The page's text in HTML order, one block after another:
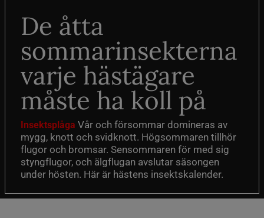
De åtta
sommarinsekterna
varje hästägare
måste ha koll på
Insektsplåga Vår och försommar domineras av
mygg, knott och svidknott. Högsommaren tillhör
flugor och bromsar. Sensommaren för med sig
styngflugor, och älgflugan avslutar säsongen
under hösten. Här är hästens insektskalender.